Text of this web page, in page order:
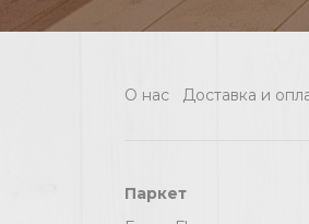
О нас Доставка и
Паркет